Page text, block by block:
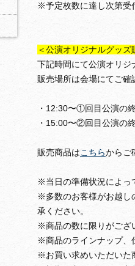
※予定枚数に達し次第受
＜公演オリジナルグッズ
下記時間にて公演オリジ
販売場所は会場にてご確
・12:30〜①回目公演の
・15:00〜②回目公演の
販売商品はこちらからご
※当日の準備状況によっ
※多数のお客様がお越し
承ください。
※商品の数に限りがござ
※商品のラインナップ、
※お買い求めいただいた